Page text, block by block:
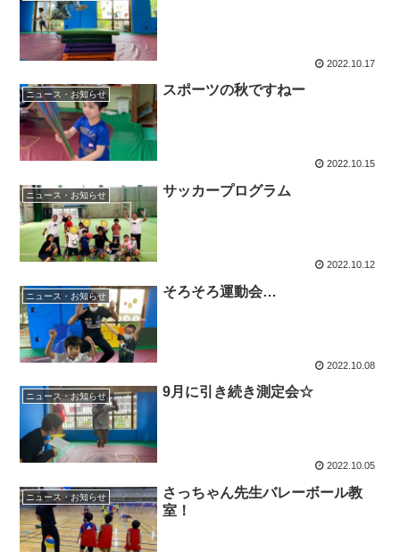
2022.10.17
ニュース・お知らせ スポーツの秋ですねー
2022.10.15
ニュース・お知らせ サッカープログラム
2022.10.12
ニュース・お知らせ そろそろ運動会…
2022.10.08
ニュース・お知らせ 9月に引き続き測定会☆
2022.10.05
ニュース・お知らせ
さっちゃん先生バレーボール教
室！